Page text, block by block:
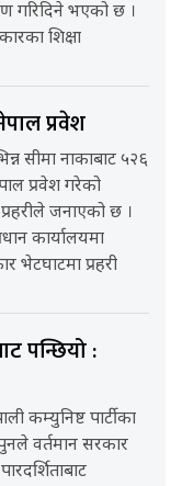
गरिदिने भएको छ ।
शिक्षा
प्रवेश
सीमा नाकाबाट ५२६
प्रवेश गरेको
जनाएको छ ।
कार्यालयमा
भेटघाटमा प्रहरी
पन्छियो :
कम्युनिष्ट पार्टीका
वर्तमान सरकार